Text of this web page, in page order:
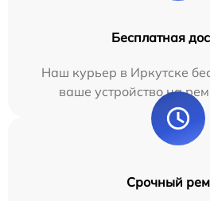
Бесплатная
Наш курьер в Иркутске
ваше устройство на
Срочный